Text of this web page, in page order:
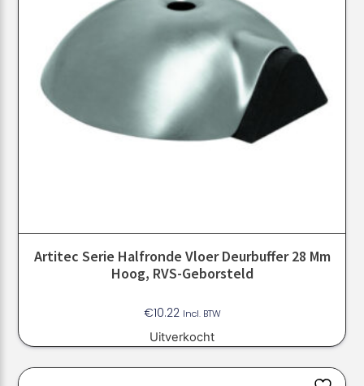
Artitec Serie Halfronde Vloer Deurbuffer 28 Mm
Hoog, RVS-Geborsteld
€10.22 Incl. BTW
Uitverkocht